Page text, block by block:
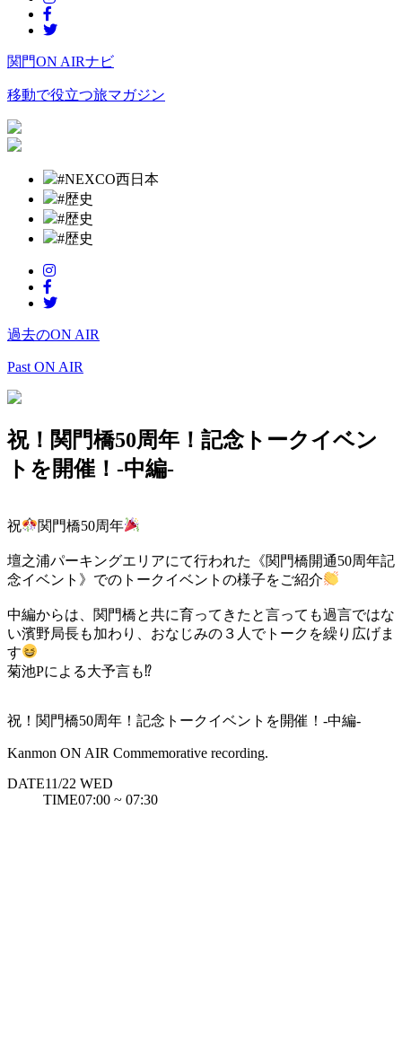
関門ON AIRナビ
移動で役立つ旅マガジン
#NEXCO西日本
#歴史
#歴史
#歴史
過去のON AIR
Past ON AIR
祝！関門橋50周年！記念トークイベン
トを開催！-中編-
祝 関門橋50周年
壇之浦パーキングエリアにて行われた《関門橋開通50周年記
念イベント》でのトークイベントの様子をご紹介
中編からは、関門橋と共に育ってきたと言っても過言ではな
い濱野局長も加わり、おなじみの３人でトークを繰り広げま
す
菊池Pによる大予言も⁉
祝！関門橋50周年！記念トークイベントを開催！-中編-
Kanmon ON AIR Commemorative recording.
DATE11/22 WED
TIME07:00 ~ 07:30